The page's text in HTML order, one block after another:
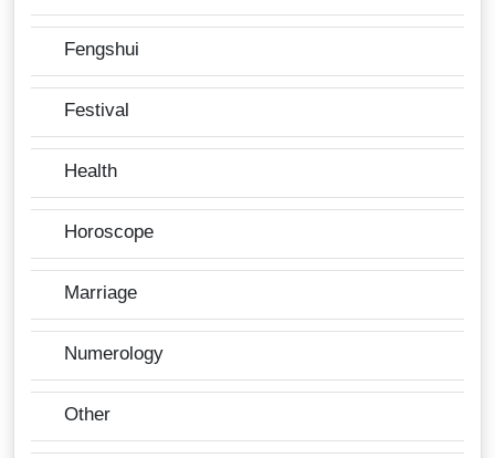
Fengshui
Festival
Health
Horoscope
Marriage
Numerology
Other